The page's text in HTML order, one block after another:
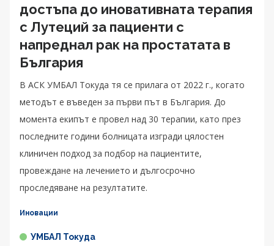
достъпа до иновативната терапия
с Лутеций за пациенти с
напреднал рак на простатата в
България
В АСК УМБАЛ Токуда тя се прилага от 2022 г., когато
методът е въведен за първи път в България. До
момента екипът е провел над 30 терапии, като през
последните години болницата изгради цялостен
клиничен подход за подбор на пациентите,
провеждане на лечението и дългосрочно
проследяване на резултатите.
Иновации
УМБАЛ Токуда